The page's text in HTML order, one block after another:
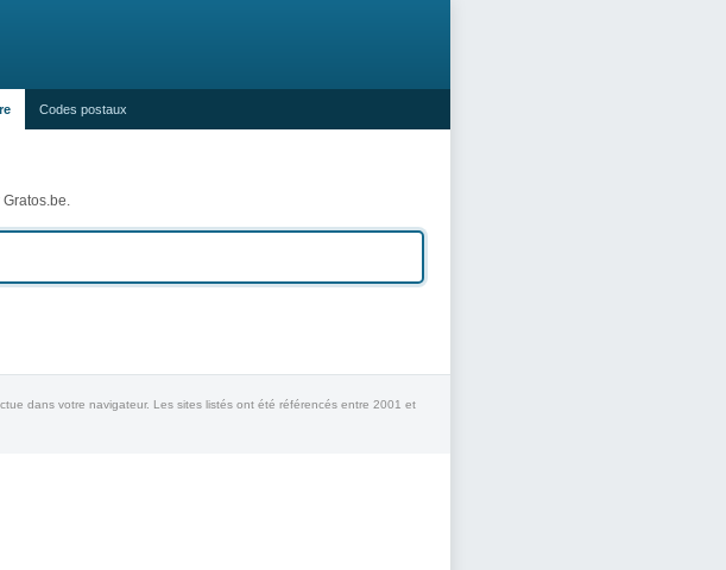
Codes postaux
dans votre navigateur. Les sites listés ont été référencés entre 2001 et